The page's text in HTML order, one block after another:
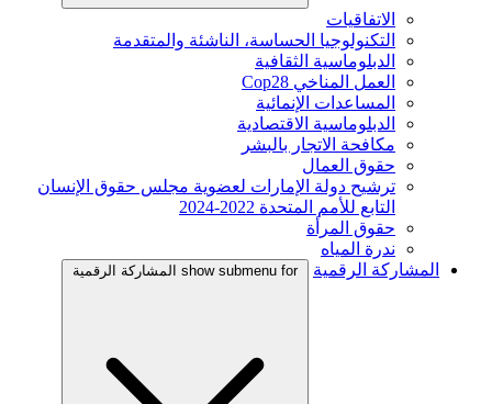
الاتفاقيات
التكنولوجيا الحساسة، الناشئة والمتقدمة
الدبلوماسية الثقافية
العمل المناخي Cop28
المساعدات الإنمائية
الدبلوماسية الاقتصادية
مكافحة الاتجار بالبشر
حقوق العمال
ترشيح دولة الإمارات لعضوية مجلس حقوق الإنسان
التابع للأمم المتحدة 2022-2024
حقوق المرأة
ندرة المياه
المشاركة الرقمية
show submenu for المشاركة الرقمية